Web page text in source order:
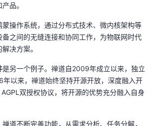
品。
操作系统，通过分布式技术、微内核架构等
之间的无缝连接和协同工作，为物联网时代
决方案。
是另一个例子。禅道自2009年成立以来，独立
年以来，禅道始终坚持开源开放，深度融入开
双授权协议，将开源的优势充分融入自身
道不断完善功能，从需求分析、任务分解，